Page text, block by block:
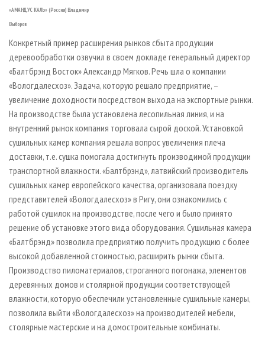
«АМАНДУС КАЛЬ» (Россия) Владимир
Выборов
Конкретный пример расширения рынков сбыта продукции
деревообработки озвучил в своем докладе генеральный директор
«Балтбрэнд Восток» Александр Мягков. Речь шла о компании
«Вологдалесхоз». Задача, которую решало предприятие, –
увеличение доходности посредством выхода на экспортные рынки.
На производстве была установлена лесопильная линия, и на
внутренний рынок компания торговала сырой доской. Установкой
сушильных камер компания решала вопрос увеличения плеча
доставки, т.е. сушка помогала достигнуть производимой продукции
транспортной влажности. «Балтбрэнд», латвийский производитель
сушильных камер европейского качества, организовала поездку
представителей «Вологдалесхоз» в Ригу, они ознакомились с
работой сушилок на производстве, после чего и было принято
решение об установке этого вида оборудования. Сушильная камера
«Балтбрэнд» позволила предприятию получить продукцию с более
высокой добавленной стоимостью, расширить рынки сбыта.
Производство пиломатериалов, строганного погонажа, элементов
деревянных домов и столярной продукции соответствующей
влажности, которую обеспечили установленные сушильные камеры,
позволила выйти «Вологдалесхоз» на производителей мебели,
столярные мастерские и на домостроительные комбинаты.